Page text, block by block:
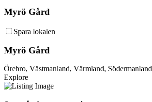
Myrö Gård
Spara lokalen
Myrö Gård
Örebro, Västmanland, Värmland, Södermanland
Explore